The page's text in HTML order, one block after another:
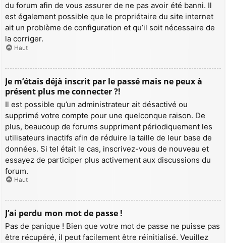
du forum afin de vous assurer de ne pas avoir été banni. Il
est également possible que le propriétaire du site internet
ait un problème de configuration et qu’il soit nécessaire de
la corriger.
Haut
Je m’étais déjà inscrit par le passé mais ne peux à
présent plus me connecter ?!
Il est possible qu’un administrateur ait désactivé ou
supprimé votre compte pour une quelconque raison. De
plus, beaucoup de forums suppriment périodiquement les
utilisateurs inactifs afin de réduire la taille de leur base de
données. Si tel était le cas, inscrivez-vous de nouveau et
essayez de participer plus activement aux discussions du
forum.
Haut
J’ai perdu mon mot de passe !
Pas de panique ! Bien que votre mot de passe ne puisse pas
être récupéré, il peut facilement être réinitialisé. Veuillez